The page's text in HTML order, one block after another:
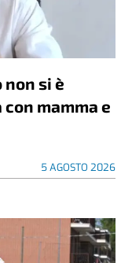
non si è
mamma e
5 AGOSTO 2026